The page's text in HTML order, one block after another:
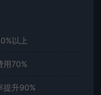
以上
用70%
提升90%